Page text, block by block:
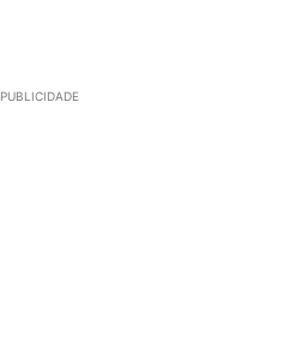
PUBLICIDADE